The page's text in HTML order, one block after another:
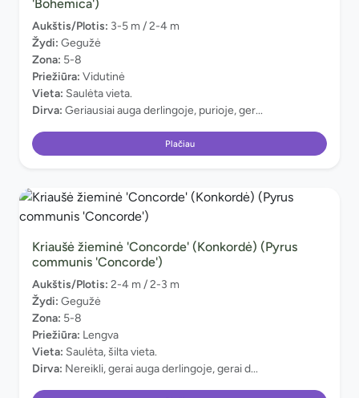
'Bohemica')
Aukštis/Plotis: 3-5 m / 2-4 m
Žydi: Gegužė
Zona: 5-8
Priežiūra: Vidutinė
Vieta: Saulėta vieta.
Dirva: Geriausiai auga derlingoje, purioje, ger...
Plačiau
Kriaušė žieminė 'Concorde' (Konkordė) (Pyrus
communis 'Concorde')
Aukštis/Plotis: 2-4 m / 2-3 m
Žydi: Gegužė
Zona: 5-8
Priežiūra: Lengva
Vieta: Saulėta, šilta vieta.
Dirva: Nereikli, gerai auga derlingoje, gerai d...